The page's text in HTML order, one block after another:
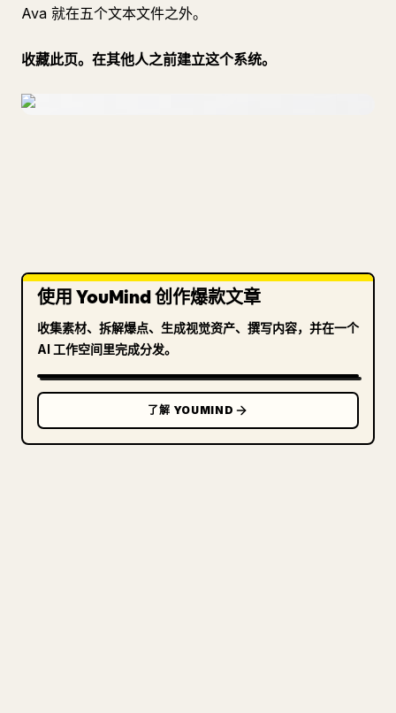
Ava 就在五个文本文件之外。
收藏此页。在其他人之前建立这个系统。
使用 YouMind 创作爆款文章
收集素材、拆解爆点、生成视觉资产、撰写内容，并在一个
AI 工作空间里完成分发。
了解 YOUMIND